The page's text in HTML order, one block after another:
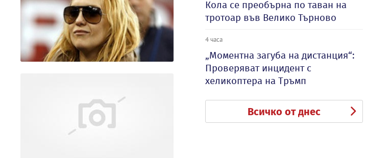
Кола се преобърна по таван на
тротоар във Велико Търново
4 часа
„Моментна загуба на дистанция“:
Проверяват инцидент с
хеликоптера на Тръмп
Всичко от днес